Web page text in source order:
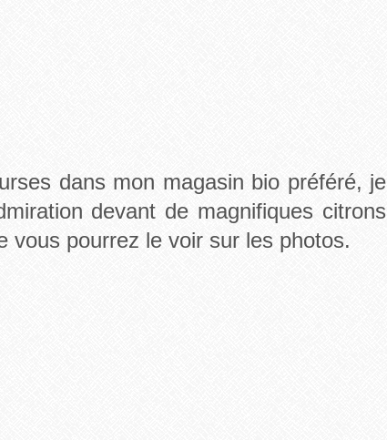
dans mon magasin bio préféré, je
devant de magnifiques citrons
vous pourrez le voir sur les photos.